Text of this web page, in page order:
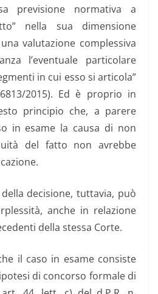
previsione normativa a
nella sua dimensione
valutazione complessiva
l’eventuale particolare
in cui esso si articola”
2015). Ed è proprio in
principio che, a parere
in esame la causa di non
del fatto non avrebbe
decisione, tuttavia, può
anche in relazione
della stessa Corte.
il caso in esame consiste
di concorso formale di